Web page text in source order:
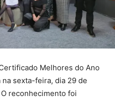
Melhores do Ano
sexta-feira, dia 29 de
reconhecimento foi